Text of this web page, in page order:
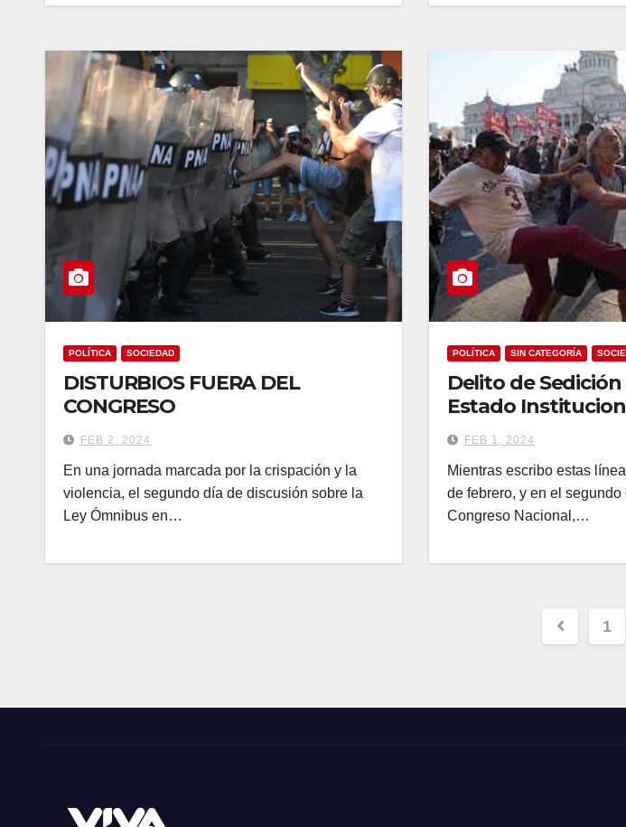
POLÍTICA SOCIEDAD
DISTURBIOS FUERA DEL
CONGRESO
FEB 2, 2024
En una jornada marcada por la crispación y la
violencia, el segundo día de discusión sobre la
Ley Ómnibus en…
POLÍTICA SIN CATEGORÍA
Delito de
Estado
FEB 1, 2024
Mientras escribo estas
de febrero, y en el segundo
Congreso Nacional,…
1